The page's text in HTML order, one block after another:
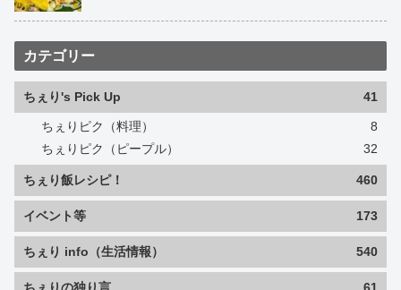
カテゴリー
ちぇり's Pick Up 41
ちぇりピク（料理）
8
ちぇりピク（ピープル）
32
ちぇり飯レシピ！ 460
イベント等 173
ちぇり info（生活情報） 540